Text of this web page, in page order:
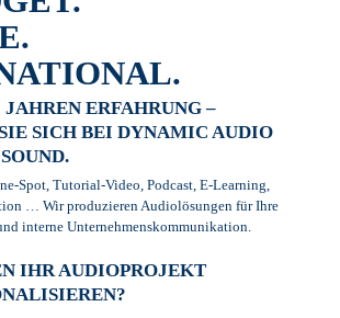
ERFAHRUNG –
SICH BEI DYNAMIC AUDIO
Spot, Tutorial-Video, Podcast, E-Learning,
… Wir produzieren Audiolösungen für Ihre
interne Unternehmenskommunikation.
IHR AUDIOPROJEKT